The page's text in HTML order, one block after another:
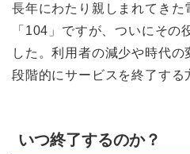
長年にわたり親しまれてきた
「104」ですが、ついにその
した。利用者の減少や時代
段階的にサービスを終了する
いつ終了するのか？